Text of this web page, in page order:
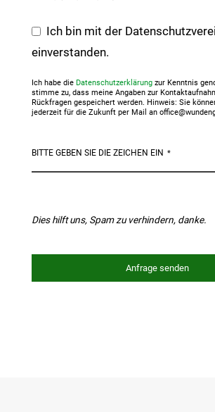
Ich bin mit der
einverstanden.
Ich habe die Datenschutzerklärungzur Kenntnis
stimme zu, dass meine Angaben zur
Rückfragen gespeichert werden. Hinweis: Sie
jederzeit für die Zukunft per Mail an
BITTE GEBEN SIE DIE ZEICHEN EIN *
Dies hilft uns, Spam zu verhindern, danke.
Anfrage senden